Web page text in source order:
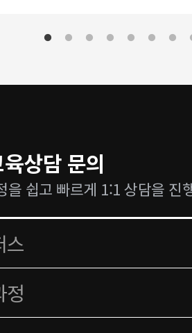
상담 문의
을 쉽고 빠르게 1:1 상담을 진